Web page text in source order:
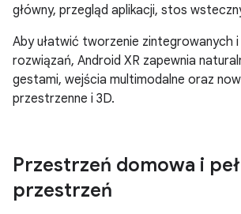
główny, przegląd aplikacji, stos
Aby ułatwić tworzenie zintegrowanych
rozwiązań, Android XR zapewnia
gestami, wejścia multimodalne oraz
przestrzenne i 3D.
Przestrzeń domowa i
przestrzeń